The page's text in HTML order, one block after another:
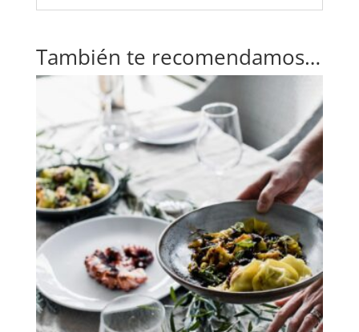
También te recomendamos…